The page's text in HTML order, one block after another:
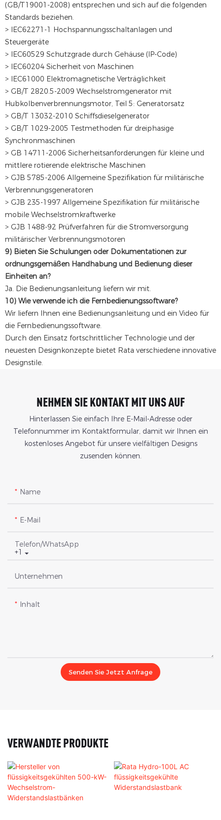
(GB/T19001-2008) entsprechen und sich auf die folgenden
Standards beziehen.
> IEC62271-1 Hochspannungsschaltanlagen und
Steuergeräte
> IEC60529 Schutzgrade durch Gehäuse (IP-Code)
> IEC60204 Sicherheit von Maschinen
> IEC61000 Elektromagnetische Verträglichkeit
> GB/T 2820.5-2009 Wechselstromgenerator mit
Hubkolbenverbrennungsmotor, Teil 5: Generatorsatz
> GB/T 13032-2010 Schiffsdieselgenerator
> GB/T 1029-2005 Testmethoden für dreiphasige
Synchronmaschinen
> GB 14711-2006 Sicherheitsanforderungen für kleine und
mittlere rotierende elektrische Maschinen
> GJB 5785-2006 Allgemeine Spezifikation für militärische
Verbrennungsgeneratoren
> GJB 235-1997 Allgemeine Spezifikation für militärische
mobile Wechselstromkraftwerke
> GJB 1488-92 Prüfverfahren für die Stromversorgung
militärischer Verbrennungsmotoren
9) Bieten Sie Schulungen oder Dokumentationen zur
ordnungsgemäßen Handhabung und Bedienung dieser
Einheiten an?
Ja. Die Bedienungsanleitung liefern wir mit.
10) Wie verwende ich die Fernbedienungssoftware?
Wir liefern Ihnen eine Bedienungsanleitung und ein Video für
die Fernbedienungssoftware.
Durch den Einsatz fortschrittlicher Technologie und der
neuesten Designkonzepte bietet Rata verschiedene innovative
Designstile.
NEHMEN SIE KONTAKT MIT UNS AUF
Hinterlassen Sie einfach Ihre E-Mail-Adresse oder
Telefonnummer im Kontaktformular, damit wir Ihnen ein
kostenloses Angebot für unsere vielfältigen Designs
zusenden können.
Name
E-Mail
+1
Telefon/WhatsApp
Unternehmen
Inhalt
Senden Sie Jetzt Anfrage
VERWANDTE PRODUKTE